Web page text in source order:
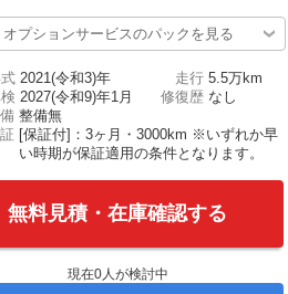
オプションサービスのパックを見る
2021(令和3)年 走行 5.5万km
2027(令和9)年1月 修復歴 なし
整備無
[保証付]：3ヶ月・3000km ※いずれか早
い時期が保証適用の条件となります。
無料見積・在庫確認する
現在0人が検討中